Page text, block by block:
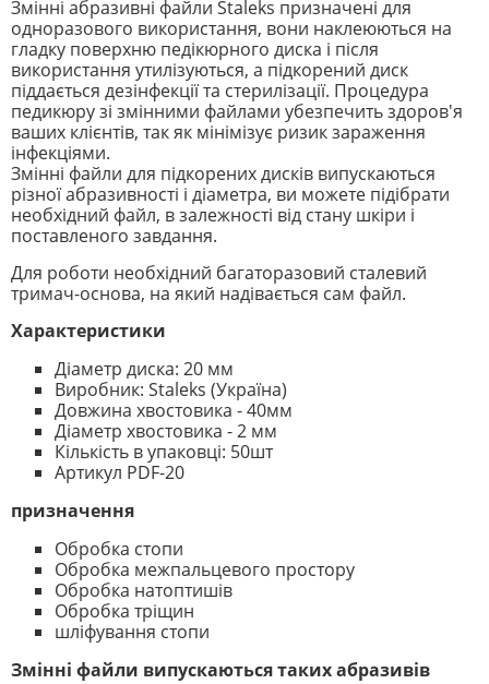
Змінні абразивні файли Staleks призначені для
одноразового використання, вони наклеюються на
гладку поверхню педікюрного диска і після
використання утилізуються, а підкорений диск
піддається дезінфекції та стерилізації. Процедура
педикюру зі змінними файлами убезпечить здоров'я
ваших клієнтів, так як мінімізує ризик зараження
інфекціями.
Змінні файли для підкорених дисків випускаються
різної абразивності і діаметра, ви можете підібрати
необхідний файл, в залежності від стану шкіри і
поставленого завдання.
Для роботи необхідний багаторазовий сталевий
тримач-основа, на який надівається сам файл.
Характеристики
Діаметр диска: 20 мм
Виробник: Staleks (Україна)
Довжина хвостовика - 40мм
Діаметр хвостовика - 2 мм
Кількість в упаковці: 50шт
Артикул PDF-20
призначення
Обробка стопи
Обробка межпальцевого простору
Обробка натоптишів
Обробка тріщин
шліфування стопи
Змінні файли випускаються таких абразивів